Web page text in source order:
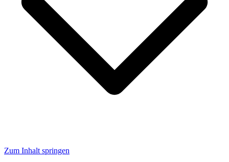
Zum Inhalt springen